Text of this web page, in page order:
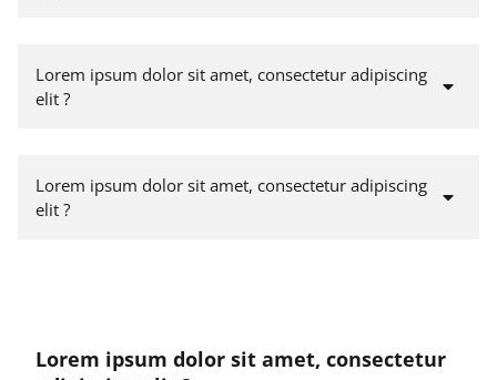
Lorem ipsum dolor sit amet, consectetur adipiscing
elit ?
Lorem ipsum dolor sit amet, consectetur adipiscing
elit ?
Lorem ipsum dolor sit amet, consectetur